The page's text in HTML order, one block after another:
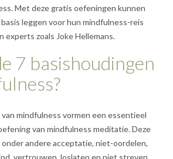
Met deze gratis oefeningen kunnen
leggen voor hun mindfulness-reis
experts zoals Joke Hellemans.
7 basishoudingen
mindfulness vormen een essentieel
van mindfulness meditatie. Deze
andere acceptatie, niet-oordelen,